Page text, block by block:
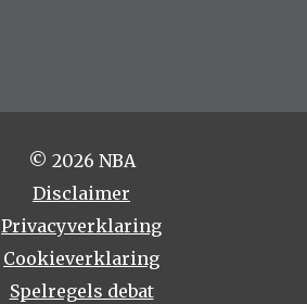
© 2026 NBA
Disclaimer
Privacyverklaring
Cookieverklaring
Spelregels debat